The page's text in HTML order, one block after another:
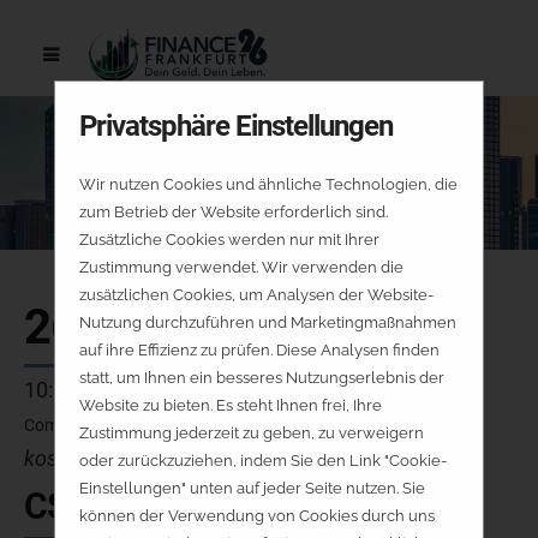
26.09.
10:30 - 10:55 Uhr
Community-Stage
kostenfrei - keine Platzreservierung
CS-V2-SA
Privatsphäre Einstellungen
Wir nutzen Cookies und ähnliche Technologien, die
zum Betrieb der Website erforderlich sind.
Zusätzliche Cookies werden nur mit Ihrer
Zustimmung verwendet. Wir verwenden die
zusätzlichen Cookies, um Analysen der Website-
Nutzung durchzuführen und Marketingmaßnahmen
auf ihre Effizienz zu prüfen. Diese Analysen finden
statt, um Ihnen ein besseres Nutzungserlebnis der
Website zu bieten. Es steht Ihnen frei, Ihre
Zustimmung jederzeit zu geben, zu verweigern
oder zurückzuziehen, indem Sie den Link "Cookie-
Einstellungen" unten auf jeder Seite nutzen. Sie
können der Verwendung von Cookies durch uns